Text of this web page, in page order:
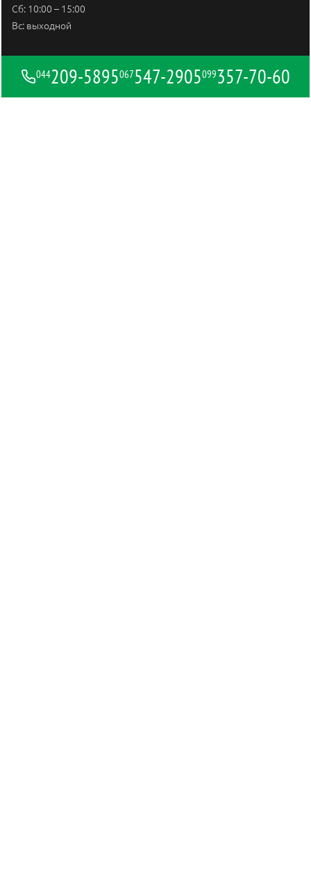
Сб: 10:00 – 15:00
Вс: выходной
044209-5895067547-2905099357-70-60